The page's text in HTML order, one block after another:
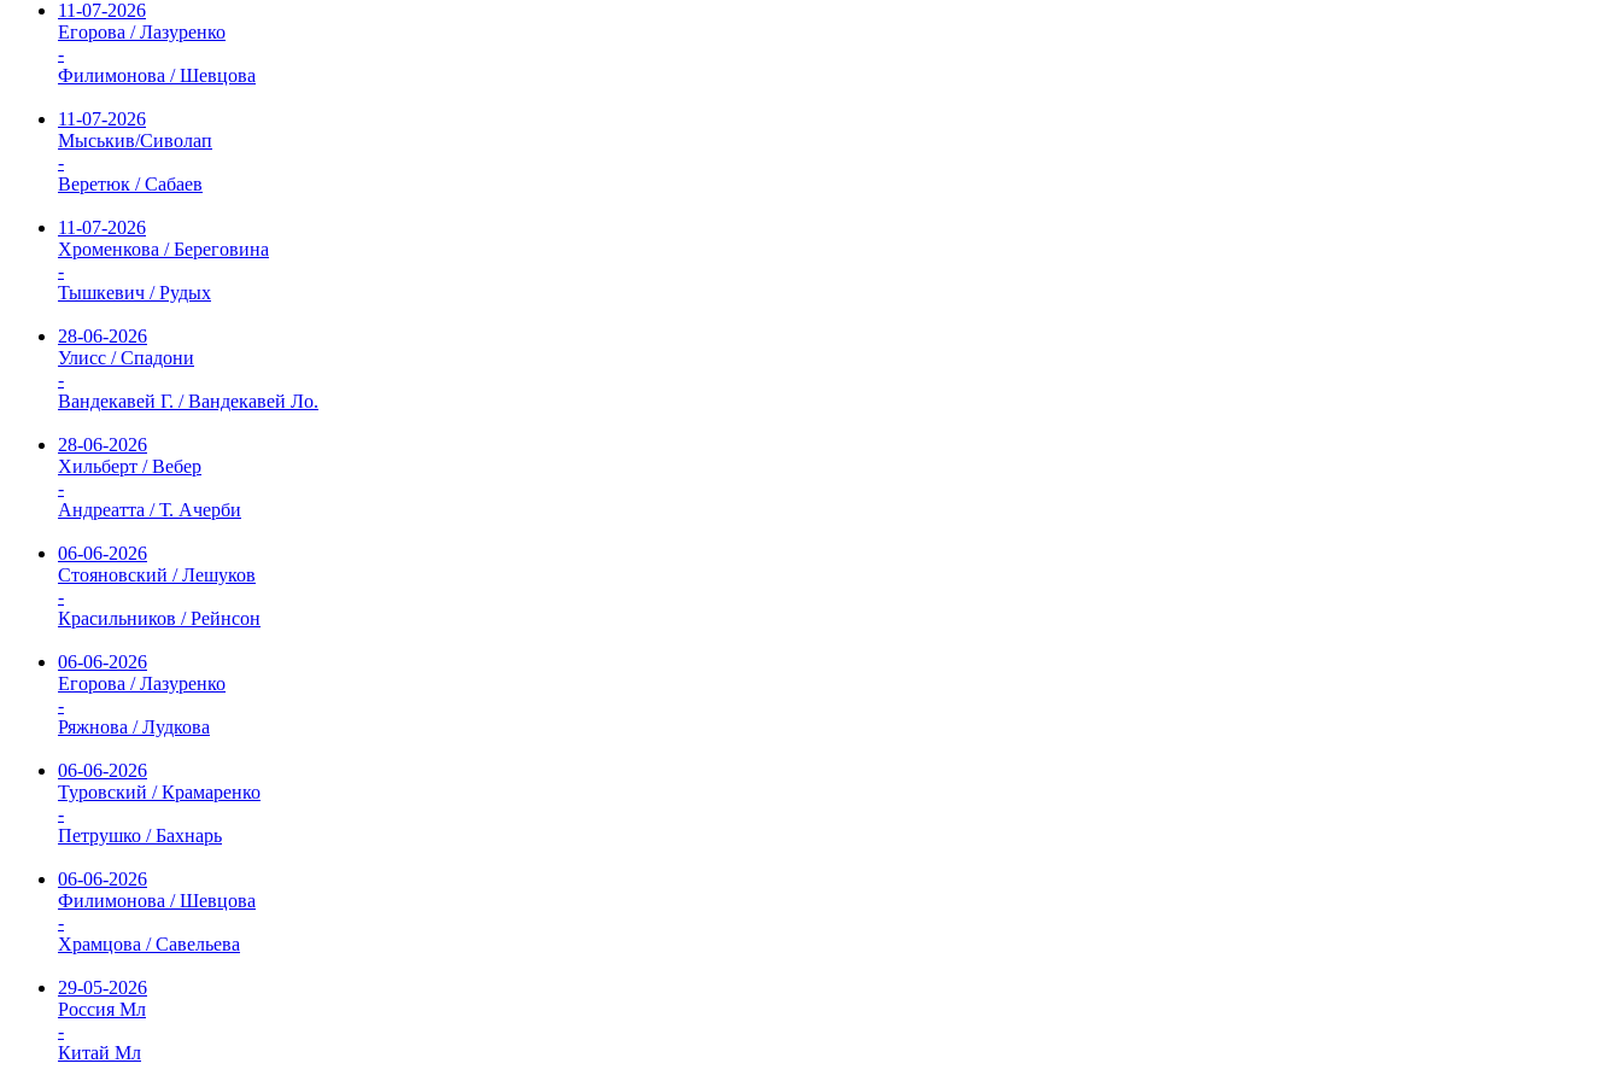
11-07-2026
Егорова / Лазуренко
-
Филимонова / Шевцова
11-07-2026
Мыськив/Сиволап
-
Веретюк / Сабаев
11-07-2026
Хроменкова / Береговина
-
Тышкевич / Рудых
28-06-2026
Улисс / Спадони
-
Вандекавей Г. / Вандекавей Ло.
28-06-2026
Хильберт / Вебер
-
Андреатта / Т. Ачерби
06-06-2026
Стояновский / Лешуков
-
Красильников / Рейнсон
06-06-2026
Егорова / Лазуренко
-
Ряжнова / Лудкова
06-06-2026
Туровский / Крамаренко
-
Петрушко / Бахнарь
06-06-2026
Филимонова / Шевцова
-
Храмцова / Савельева
29-05-2026
Россия Мл
-
Китай Мл